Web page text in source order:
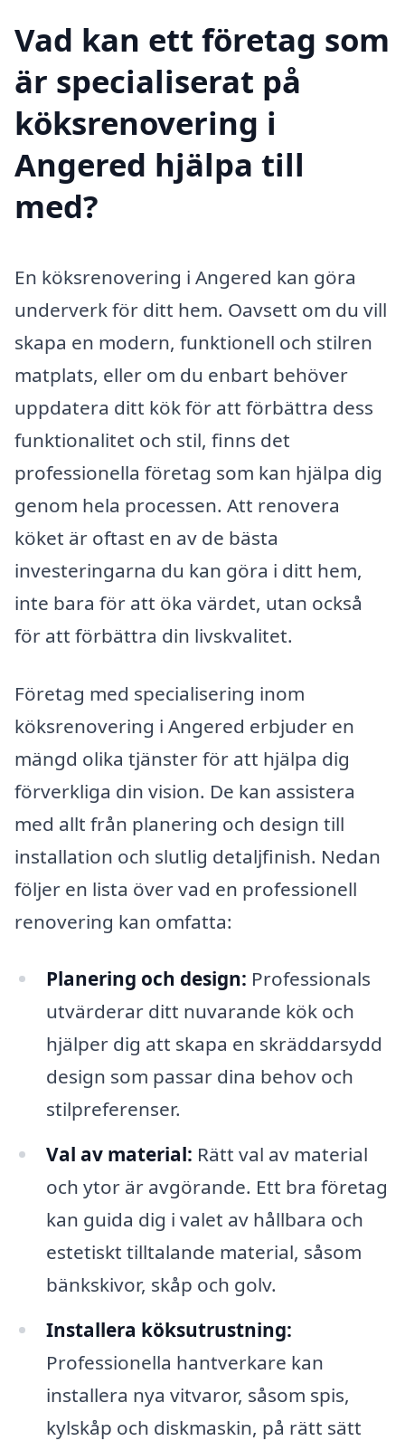
Vad kan ett företag som
är specialiserat på
köksrenovering i
Angered hjälpa till
med?
En köksrenovering i Angered kan göra
underverk för ditt hem. Oavsett om du vill
skapa en modern, funktionell och stilren
matplats, eller om du enbart behöver
uppdatera ditt kök för att förbättra dess
funktionalitet och stil, finns det
professionella företag som kan hjälpa dig
genom hela processen. Att renovera
köket är oftast en av de bästa
investeringarna du kan göra i ditt hem,
inte bara för att öka värdet, utan också
för att förbättra din livskvalitet.
Företag med specialisering inom
köksrenovering i Angered erbjuder en
mängd olika tjänster för att hjälpa dig
förverkliga din vision. De kan assistera
med allt från planering och design till
installation och slutlig detaljfinish. Nedan
följer en lista över vad en professionell
renovering kan omfatta:
Planering och design: Professionals
utvärderar ditt nuvarande kök och
hjälper dig att skapa en skräddarsydd
design som passar dina behov och
stilpreferenser.
Val av material: Rätt val av material
och ytor är avgörande. Ett bra företag
kan guida dig i valet av hållbara och
estetiskt tilltalande material, såsom
bänkskivor, skåp och golv.
Installera köksutrustning:
Professionella hantverkare kan
installera nya vitvaror, såsom spis,
kylskåp och diskmaskin, på rätt sätt